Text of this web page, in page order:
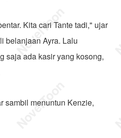
Kita cari Tante tadi," ujar
belanjaan Ayra. Lalu
saja ada kasir yang kosong,
sambil menuntun Kenzie,